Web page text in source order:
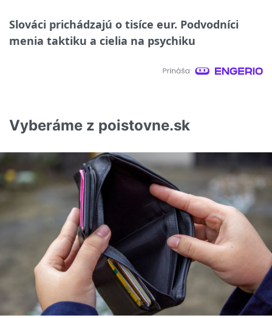
Slováci prichádzajú o tisíce eur. Podvodníci
menia taktiku a cielia na psychiku
Vyberáme z poistovne.sk